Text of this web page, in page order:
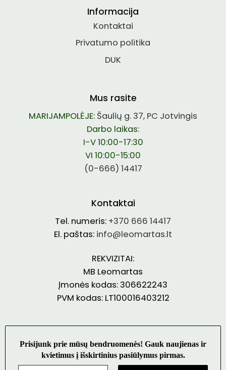
Informacija
Kontaktai
Privatumo politika
DUK
Mus rasite
MARIJAMPOLĖJE: Šaulių g. 37, PC Jotvingis
Darbo laikas:
I-V 10:00-17:30
VI 10:00-15:00
(0-666) 14417
Kontaktai
Tel. numeris: +370 666 14417
El. paštas: info@leomartas.lt
REKVIZITAI:
MB Leomartas
Įmonės kodas: 306622243
PVM kodas: LT100016403212
Prisijunk prie mūsų bendruomenės! Gauk naujienas ir
kvietimus į išskirtinius pasiūlymus pirmas.